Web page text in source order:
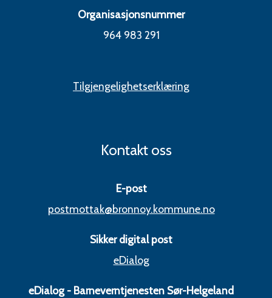
Organisasjonsnummer
964 983 291
Tilgjengelighetserklæring
Kontakt oss
E-post
postmottak@bronnoy.kommune.no
Sikker digital post
eDialog
eDialog - Barneverntjenesten Sør-Helgeland